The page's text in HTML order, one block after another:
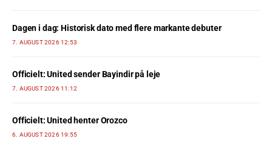
Dagen i dag: Historisk dato med flere markante debuter
7. AUGUST 2026 12:53
Officielt: United sender Bayindir på leje
7. AUGUST 2026 11:12
Officielt: United henter Orozco
6. AUGUST 2026 19:55